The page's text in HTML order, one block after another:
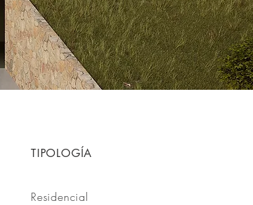
TIPOLOGÍA
Residencial